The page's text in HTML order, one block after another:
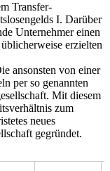
Transfer-
I. Darüber
Unternehmer einen
erzielten
ansonsten von einer
per so genannten
Mit diesem
zum
neues
gegründet.